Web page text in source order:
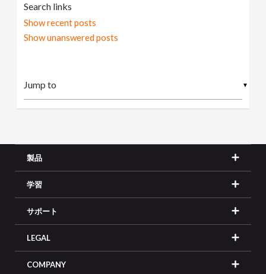
Search links
Show recent posts
Show unanswered posts
▼
製品
学習
サポート
LEGAL
COMPANY